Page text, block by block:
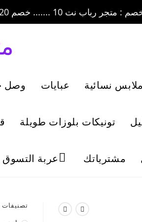
وصل عبايات نسائية
تونيكات بلوزات طويلة
عربة التسوق مشترياتك
تصنيفات